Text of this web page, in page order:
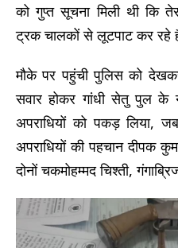
को गुप्त सूचना मिली थी कि
ट्रक चालकों से लूटपाट कर रहे
मौके पर पहुंची पुलिस को
सवार होकर गांधी सेतु पुल
अपराधियों को पकड़ लिया,
अपराधियों की पहचान दीपक
दोनों चकमोहम्मद चिश्ती,